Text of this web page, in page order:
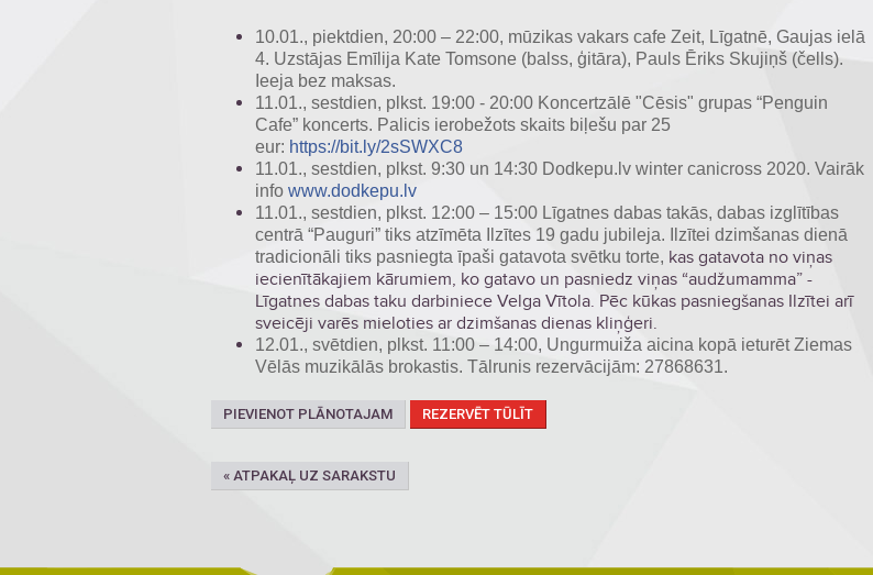
10.01., piektdien, 20:00 – 22:00, mūzikas vakars cafe Zeit, Līgatnē, Gaujas ielā
4. Uzstājas Emīlija Kate Tomsone (balss, ģitāra), Pauls Ēriks Skujiņš (čells).
Ieeja bez maksas.
11.01., sestdien, plkst. 19:00 - 20:00 Koncertzālē "Cēsis" grupas “Penguin
Cafe” koncerts. Palicis ierobežots skaits biļešu par 25
eur: https://bit.ly/2sSWXC8
11.01., sestdien, plkst. 9:30 un 14:30 Dodkepu.lv winter canicross 2020. Vairāk
info www.dodkepu.lv
11.01., sestdien, plkst. 12:00 – 15:00 Līgatnes dabas takās, dabas izglītības
centrā “Pauguri” tiks atzīmēta
Ilzītes 19 gadu jubileja. Ilzītei dzimšanas dienā
tradicionāli tiks pasniegta īpaši gatavota svētku torte, kas gatavota no viņas
iecienītākajiem kārumiem, ko gatavo un pasniedz viņas “audžumamma” -
Līgatnes dabas taku darbiniece Velga Vītola. Pēc kūkas pasniegšanas Ilzītei arī
sveicēji varēs mieloties ar dzimšanas dienas kliņģeri.
12.01., svētdien, plkst. 11:00 – 14:00, Ungurmuiža aicina kopā ieturēt Ziemas
Vēlās muzikālās brokastis. Tālrunis rezervācijām: 27868631.
PIEVIENOT PLĀNOTAJAM REZERVĒT TŪLĪT
« ATPAKAĻ UZ SARAKSTU